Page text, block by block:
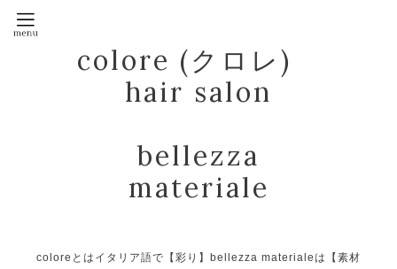
colore (クロレ)
hair salon
bellezza
materiale
coloreとはイタリア語で【彩り】bellezza materialeは【素材